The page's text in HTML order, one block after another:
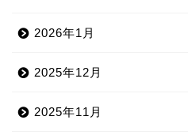
2026年1月
2025年12月
2025年11月